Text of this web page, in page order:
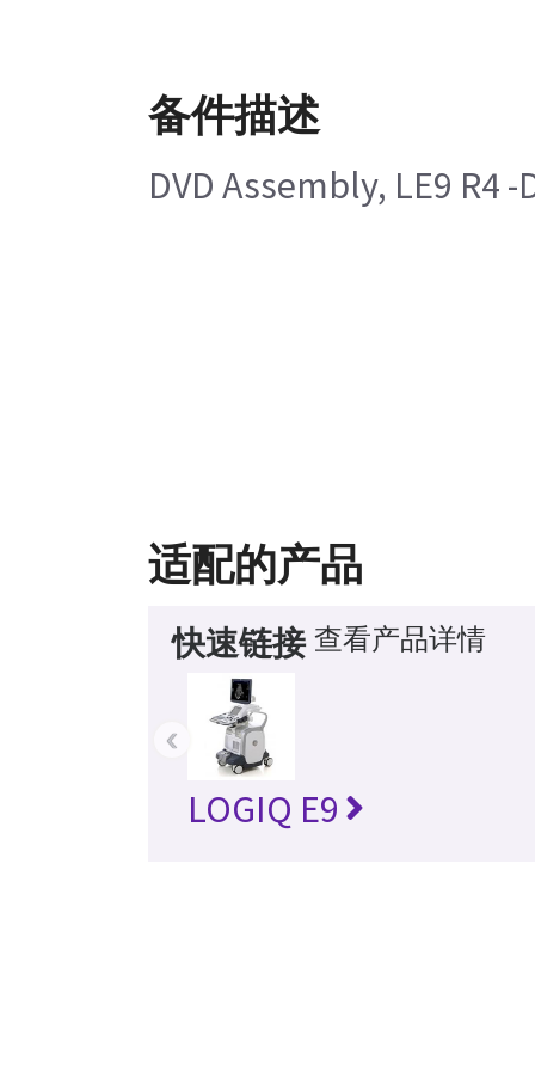
备件描述
DVD Assembly, LE9 R4
适配的产品
快速链接 查看产品详情
LOGIQ E9
‹